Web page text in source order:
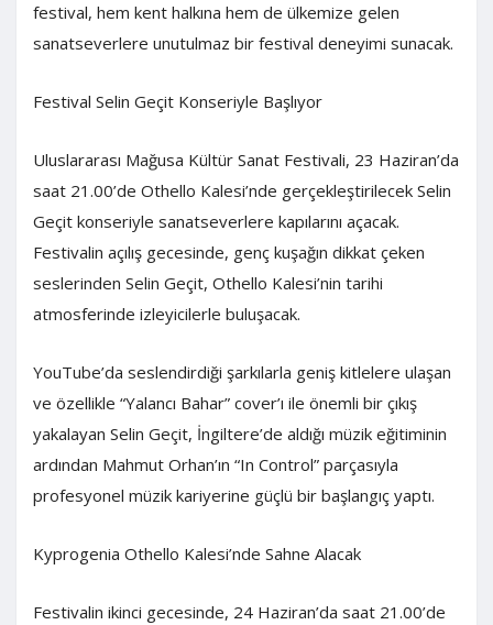
festival, hem kent halkına hem de ülkemize gelen
sanatseverlere unutulmaz bir festival deneyimi sunacak.
Festival Selin Geçit Konseriyle Başlıyor
Uluslararası Mağusa Kültür Sanat Festivali, 23 Haziran’da
saat 21.00’de Othello Kalesi’nde gerçekleştirilecek Selin
Geçit konseriyle sanatseverlere kapılarını açacak.
Festivalin açılış gecesinde, genç kuşağın dikkat çeken
seslerinden Selin Geçit, Othello Kalesi’nin tarihi
atmosferinde izleyicilerle buluşacak.
YouTube’da seslendirdiği şarkılarla geniş kitlelere ulaşan
ve özellikle “Yalancı Bahar” cover’ı ile önemli bir çıkış
yakalayan Selin Geçit, İngiltere’de aldığı müzik eğitiminin
ardından Mahmut Orhan’ın “In Control” parçasıyla
profesyonel müzik kariyerine güçlü bir başlangıç yaptı.
Kyprogenia Othello Kalesi’nde Sahne Alacak
Festivalin ikinci gecesinde, 24 Haziran’da saat 21.00’de